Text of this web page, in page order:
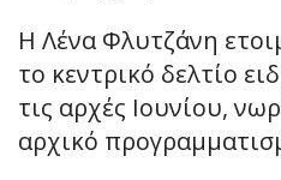
Η Λένα Φλυτζάνη
το κεντρικό δελτίο
τις αρχές Ιουνίου,
αρχικό